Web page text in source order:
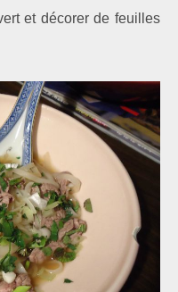
et décorer de feuilles